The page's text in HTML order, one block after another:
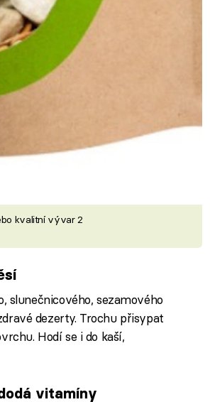
kvalitní vývar 2
slunečnicového, sezamového
dezerty. Trochu přisypat
Hodí se i do kaší,
vitamíny